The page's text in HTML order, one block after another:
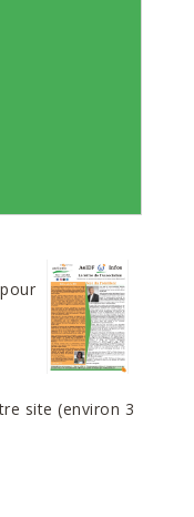
site (environ 3